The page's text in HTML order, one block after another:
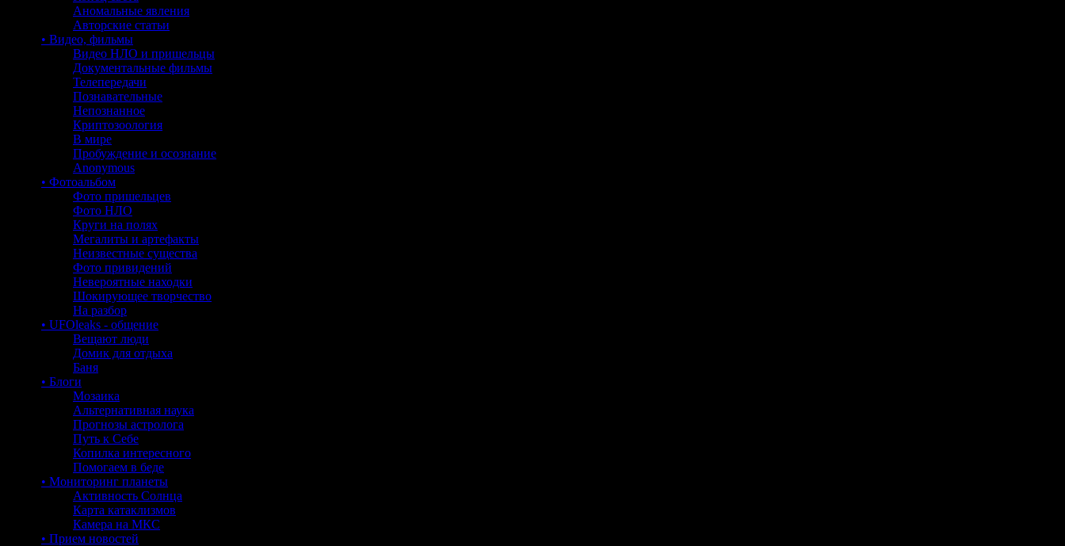
Аномальные явления
Авторские статьи
• Видео, фильмы
Видео НЛО и пришельцы
Документальные фильмы
Телепередачи
Познавательные
Непознанное
Криптозоология
В мире
Пробуждение и осознание
Anonymous
• Фотоальбом
Фото пришельцев
Фото НЛО
Круги на полях
Мегалиты и артефакты
Неизвестные существа
Фото привидений
Невероятные находки
Шокирующее творчество
На разбор
• UFOleaks - общение
Вещают люди
Домик для отдыха
Баня
• Блоги
Мозаика
Альтернативная наука
Прогнозы астролога
Путь к Себе
Копилка интересного
Помогаем в беде
• Мониторинг планеты
Активность Солнца
Карта катаклизмов
Камера на МКС
• Прием новостей